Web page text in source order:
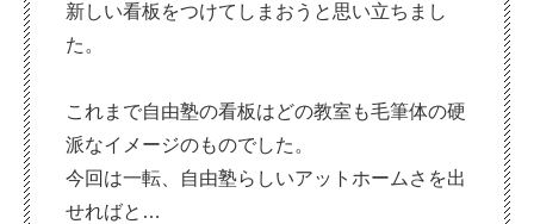
新しい看板をつけてしまおうと思い立ちまし
た。
これまで自由塾の看板はどの教室も毛筆体の硬
派なイメージのものでした。
今回は一転、自由塾らしいアットホームさを出
せればと…